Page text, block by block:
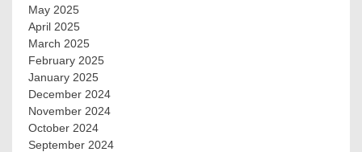
May 2025
April 2025
March 2025
February 2025
January 2025
December 2024
November 2024
October 2024
September 2024